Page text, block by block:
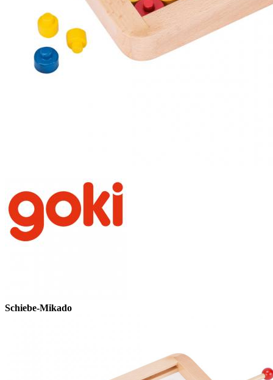
Schiebe-Mikado